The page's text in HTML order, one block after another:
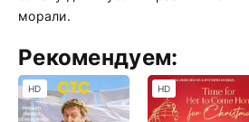
морали.
Рекомендуем:
HD HD